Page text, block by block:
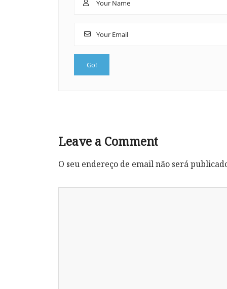
Leave a Comment
O seu endereço de email não será